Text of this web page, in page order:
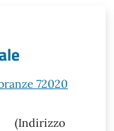
72020
(Indirizzo